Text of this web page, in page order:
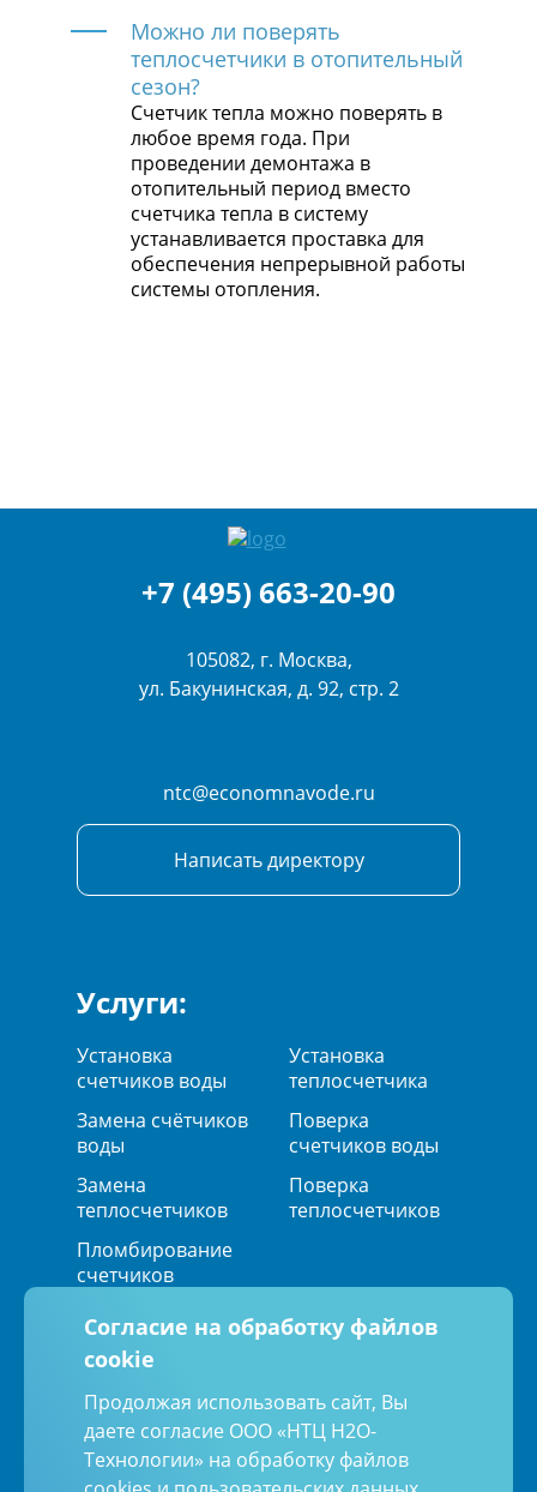
Можно ли поверять
теплосчетчики в отопительный
сезон?
Счетчик тепла можно поверять в
любое время года. При
проведении демонтажа в
отопительный период вместо
счетчика тепла в систему
устанавливается проставка для
обеспечения непрерывной работы
системы отопления.
+7 (495) 663-20-90
105082, г. Москва,
ул. Бакунинская, д. 92, стр. 2
ntc@economnavode.ru
Написать директору
Услуги:
Установка
счетчиков воды
Установка
теплосчетчика
Замена счётчиков
воды
Поверка
счетчиков воды
Замена
теплосчетчиков
Поверка
теплосчетчиков
Пломбирование
счетчиков
Политика обработки персональных
данных
Согласие на обработку файлов
cookie
Продолжая использовать сайт, Вы
даете согласие ООО «НТЦ Н2О-
Технологии» на обработку файлов